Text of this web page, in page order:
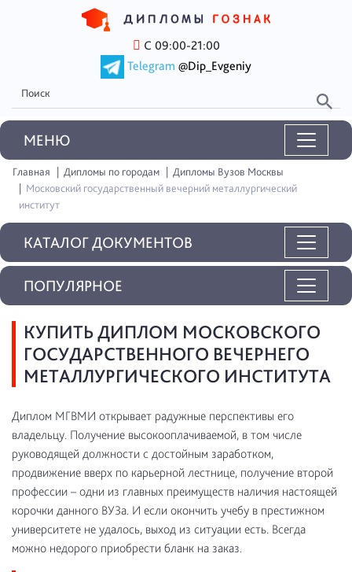
С 09:00-21:00
Telegram @Dip_Evgeniy
MEНЮ
Главная Дипломы по городам
Дипломы Вузов Москвы
Московский государственный вечерний металлургический
институт
КАТАЛОГ ДОКУМЕНТОВ
КУПИТЬ ДИПЛОМ МОСКОВСКОГО
ГОСУДАРСТВЕННОГО ВЕЧЕРНЕГО
МЕТАЛЛУРГИЧЕСКОГО ИНСТИТУТА
Диплом МГВМИ открывает радужные перспективы его
владельцу. Получение высокооплачиваемой, в том числе
руководящей должности с достойным заработком,
продвижение вверх по карьерной лестнице, получение второй
профессии – одни из главных преимуществ наличия настоящей
корочки данного ВУЗа. И если окончить учебу в престижном
университете не удалось, выход из ситуации есть. Всегда
можно недорого приобрести бланк на заказ.
ПОПУЛЯРНОЕ